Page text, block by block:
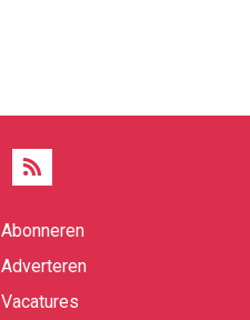
Abonneren
Adverteren
Vacatures